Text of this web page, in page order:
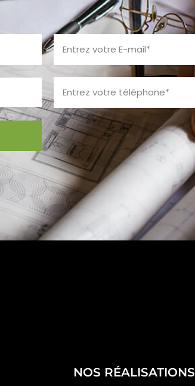
NOS RÉALISATIONS